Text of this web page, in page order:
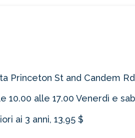
Princeton St and Candem Rd
alle 17.00 Venerdì e
ai 3 anni, 13,95 $